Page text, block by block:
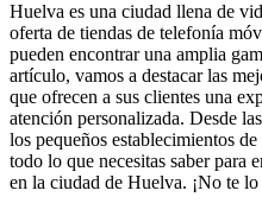
Huelva es una ciudad llena de
oferta de tiendas de telefonía
pueden encontrar una amplia
artículo, vamos a destacar las
que ofrecen a sus clientes una
atención personalizada. Desde
los pequeños establecimientos
todo lo que necesitas saber para
en la ciudad de Huelva. ¡No te lo